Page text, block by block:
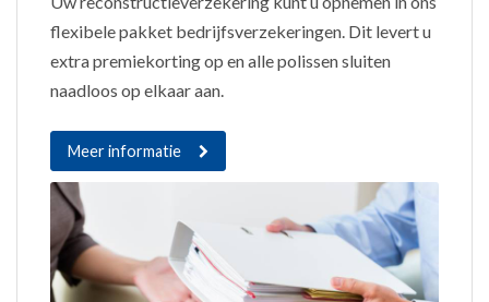
flexibele pakket bedrijfsverzekeringen. Dit levert u
extra premiekorting op en alle polissen sluiten
naadloos op elkaar aan.
Meer informatie